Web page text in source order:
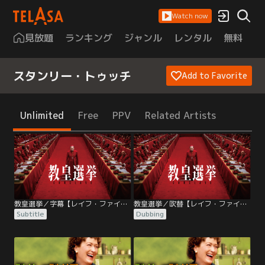
Watch now
見放題 ランキング ジャンル レンタル 無料
スタンリー・トゥッチ Add to Favorite
Unlimited Free PPV Related Artists
教皇選挙／字幕【レイフ・ファインズ主演】
Subtitle
教皇選挙／吹替【レイフ・ファインズ主演】
Dubbing